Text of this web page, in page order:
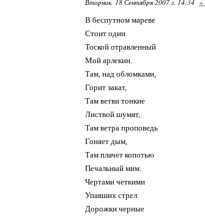
Вторник, 18 Сентября 2007 г. 14:34 +
В беспутном мареве
Стоит один
Тоской отравленный
Мой арлекин.
Там, над обломками,
Горит закат,
Там ветви тонкие
Листвой шумят,
Там ветра проповедь
Гоняет дым,
Там плачет копотью
Печальный мим.
Чертами четкими
Упавших стрел
Дорожки черные